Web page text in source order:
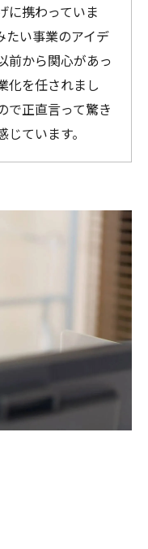
に携わっていま
たい事業のアイデ
前から関心があっ
化を任されまし
で正直言って驚き
ています。